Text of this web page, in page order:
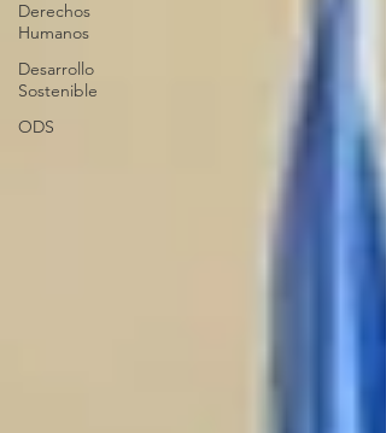
Derechos
Humanos
Desarrollo
Sostenible
ODS